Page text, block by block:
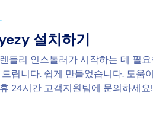
설치하기
들리 인스톨러가 시작하는 데 필
립니다. 쉽게 만들었습니다. 도움
24시간 고객지원팀에 문의하세요!